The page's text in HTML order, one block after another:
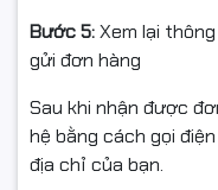
✅ Tư vấn miễn phí,
✅ Giao hàng siêu tốc
👉Liên hệ ngay📞
Hancomputer.vn để
nhất hôm nay!
Bước 5:Xem lại
gửi đơn hàng
Sau khi nhận được
hệ bằng cách gọi
địa chỉ của bạn.